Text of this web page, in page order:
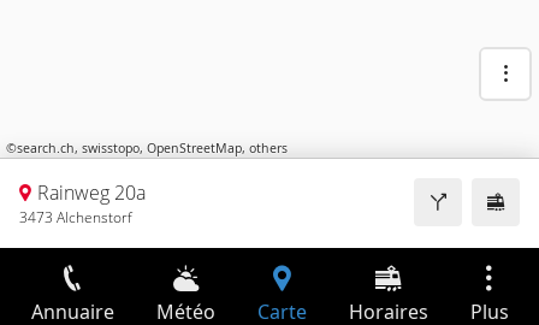
©search.ch, swisstopo, OpenStreetMap, others
Rainweg 20a
3473 Alchenstorf
Annuaire Météo Carte Horaires Plus